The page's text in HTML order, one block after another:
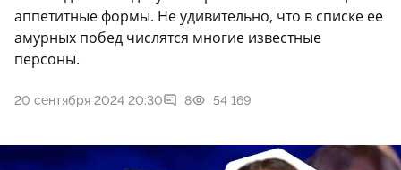
аппетитные формы. Не удивительно, что в списке ее
амурных побед числятся многие известные
персоны.
20 сентября 2024 20:30 8 54 169